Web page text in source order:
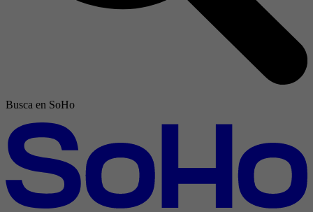
Busca en SoHo